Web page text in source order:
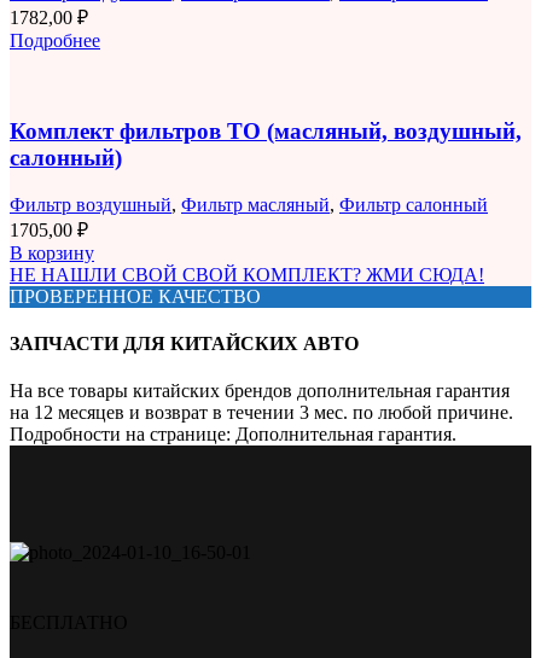
1782,00 ₽
Подробнее
Комплект фильтров ТО (масляный, воздушный,
салонный)
Фильтр воздушный, Фильтр масляный, Фильтр салонный
1705,00 ₽
В корзину
НЕ НАШЛИ СВОЙ СВОЙ КОМПЛЕКТ? ЖМИ СЮДА!
ПРОВЕРЕННОЕ КАЧЕСТВО
ЗАПЧАСТИ ДЛЯ КИТАЙСКИХ АВТО
На все товары китайских брендов дополнительная гарантия
на 12 месяцев и возврат в течении 3 мес. по любой причине.
Подробности на странице: Дополнительная гарантия.